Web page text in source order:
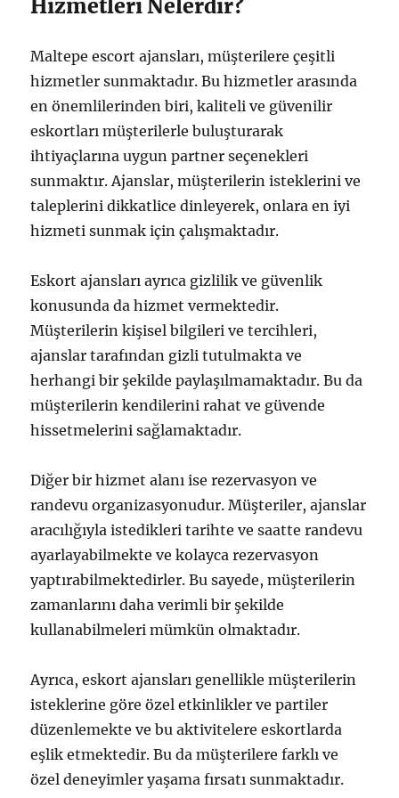
Hizmetleri Nelerdir?
Maltepe escort ajansları, müşterilere çeşitli
hizmetler sunmaktadır. Bu hizmetler arasında
en önemlilerinden biri, kaliteli ve güvenilir
eskortları müşterilerle buluşturarak
ihtiyaçlarına uygun partner seçenekleri
sunmaktır. Ajanslar, müşterilerin isteklerini ve
taleplerini dikkatlice dinleyerek, onlara en iyi
hizmeti sunmak için çalışmaktadır.
Eskort ajansları ayrıca gizlilik ve güvenlik
konusunda da hizmet vermektedir.
Müşterilerin kişisel bilgileri ve tercihleri,
ajanslar tarafından gizli tutulmakta ve
herhangi bir şekilde paylaşılmamaktadır. Bu da
müşterilerin kendilerini rahat ve güvende
hissetmelerini sağlamaktadır.
Diğer bir hizmet alanı ise rezervasyon ve
randevu organizasyonudur. Müşteriler, ajanslar
aracılığıyla istedikleri tarihte ve saatte randevu
ayarlayabilmekte ve kolayca rezervasyon
yaptırabilmektedirler. Bu sayede, müşterilerin
zamanlarını daha verimli bir şekilde
kullanabilmeleri mümkün olmaktadır.
Ayrıca, eskort ajansları genellikle müşterilerin
isteklerine göre özel etkinlikler ve partiler
düzenlemekte ve bu aktivitelere eskortlarda
eşlik etmektedir. Bu da müşterilere farklı ve
özel deneyimler yaşama fırsatı sunmaktadır.